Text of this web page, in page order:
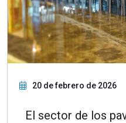
20 de febrero de 2026
El sector de los